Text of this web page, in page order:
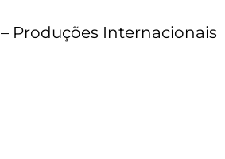
– Produções Internacionais